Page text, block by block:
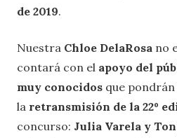
de 2019.
Nuestra Chloe DelaRosa no
contará con el apoyo del
muy conocidos que pondrán
la retransmisión de la 22º
concurso: Julia Varela y